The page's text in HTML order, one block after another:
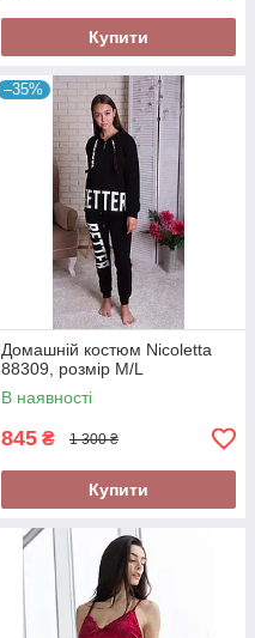
Купити
–35%
Домашній костюм Nicoletta
88309, розмір M/L
В наявності
845 ₴ 1 300 ₴
Купити